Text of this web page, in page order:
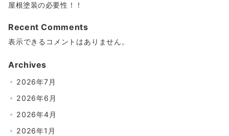
屋根塗装の必要性！！
Recent Comments
表示できるコメントはありません。
Archives
2026年7月
2026年6月
2026年4月
2026年1月